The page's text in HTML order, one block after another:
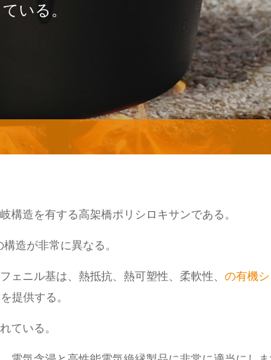
いる。
構造を有する高架橋ポリシロキサンである。
造が非常に異なる。
ェニル基は、熱抵抗、熱可塑性、柔軟性、 の有機
提供する。
ている。